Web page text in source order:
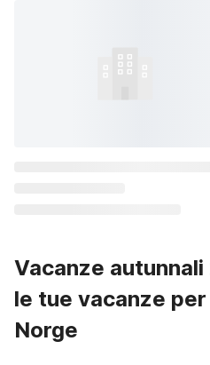
Vacanze
le tue vacanze
Norge